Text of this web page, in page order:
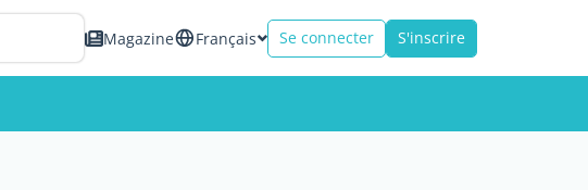
Magazine Français Se connecter S'inscrire